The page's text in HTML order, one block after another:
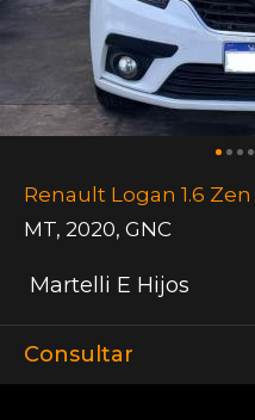
Renault Logan 1.6 Zen
MT, 2020, GNC
Martelli E Hijos
Consultar